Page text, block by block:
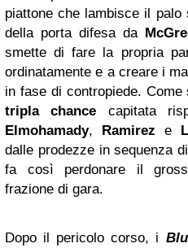
piattone che lambisce il
della porta difesa da
smette di fare la propria
ordinatamente e a creare i
in fase di contropiede.
tripla chance capitata
Elmohamady, Ramirez e
dalle prodezze in sequenza
fa così perdonare il
frazione di gara.
Dopo il pericolo corso, i